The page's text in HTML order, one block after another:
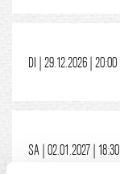
DI | 29.12.2026 | 20:00
SA | 02.01.2027 | 18:30